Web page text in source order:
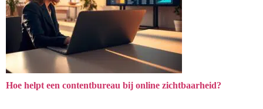
Hoe helpt een contentbureau bij online zichtbaarheid?